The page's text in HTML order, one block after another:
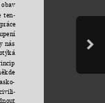
obav
ten-
práce
nás
-
civili-